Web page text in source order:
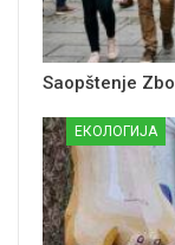
Saopštenje
ЕКОЛОГИЈА